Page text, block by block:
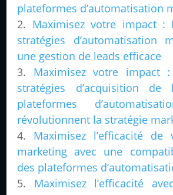
plateformes d’automatisation
Maximisez votre impact :
stratégies d’automatisation
une gestion de leads efficace
Maximisez votre impact
stratégies d’acquisition
plateformes
révolutionnent la stratégie
Maximisez l’efficacité de
marketing avec une
des plateformes
Maximisez l’efficacité